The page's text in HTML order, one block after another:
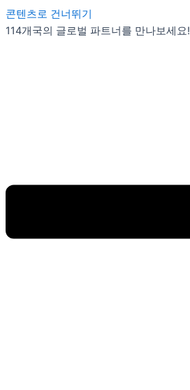
콘텐츠로 건너뛰기
114개국의 글로벌 파트너를 만나보세요!